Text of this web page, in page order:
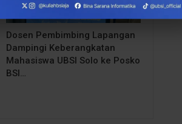
Dosen Pembimbing Lapangan
Dampingi Keberangkatan
Mahasiswa UBSI Solo ke Posko
BSI…